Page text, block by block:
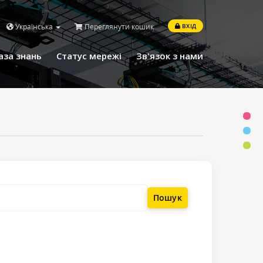
Українська Переглянути кошик ВХІД
знань Статус мережі Зв'язок з нами